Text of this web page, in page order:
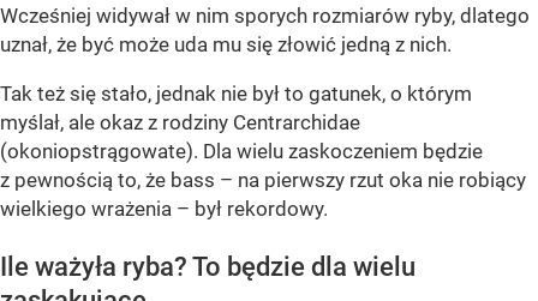
Wcześniej widywał w nim sporych rozmiarów ryby, dlatego
uznał, że być może uda mu się złowić jedną z nich.
Tak też się stało, jednak nie był to gatunek, o którym
myślał, ale okaz z rodziny Centrarchidae
(okoniopstrągowate). Dla wielu zaskoczeniem będzie
z pewnością to, że bass – na pierwszy rzut oka nie robiący
wielkiego wrażenia – był rekordowy.
Ile ważyła ryba? To będzie dla wielu